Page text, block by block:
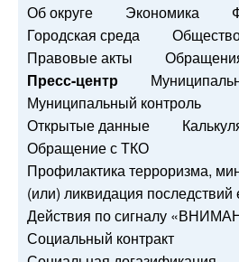
Об округе Экономика
Городская среда
Правовые акты
Пресс-центр
Муниципальный контроль
Открытые данные
Обращение с ТКО
Профилактика терроризма,
(или) ликвидация последствий
Действия по сигналу
Социальный контракт